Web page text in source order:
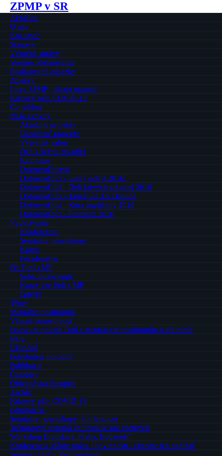
ZPMP v SR
Aktuálne
O nás
Kto sme?
Stanovy
Výročné správy
Verejné obstarávania
Realizované zákazky
Zbierky
Logo ZPMP - dizajn manuál
Krízový plán COVID-19
Čo robíme
Naše aktivity
Aktuálne projekty
Ukončené projekty
Výtvarný salón
Deň krivých zrkadiel
Kampane
Dobrovoľníctvo
Dobrovoľníci - Letný pobyt 2016!
Dobrovoľníci - Deň krivých zrkadiel 2016
Dobrovoľníci - Tanečníci TK Danube
Dobrovoľníci - Kurz angličtiny 2016
Dobrovoľníci - Fotokurz 2016
Vzdelávanie
Konferencie
Semináre, workshopy
Kurzy
Poradenstvo
Pre ľudí s MP
Sebaobhajovanie
Kurzy pre ľudí s MP
Pobyty
Témy
Mentálne postihnutie
Včasná starostlivosť
Prieskum potrieb ľudí s mentálnym postihnutím a ich rodín
Blog
Užitočné
Potrebujete poradiť?
Publikácie
Časopisy
Objednávka časopisu
Archív
Krízový plán COVID-19
Fotogaléria
Semináre, workshopy, konferencie
Tréningový seminár Informácie pre všetkých
Workshop Bratislava, Praha, Budapešť
Konferencia Máme práva i povinnosti - chceme ich napĺňať
Seminár OSF v Partizánskom